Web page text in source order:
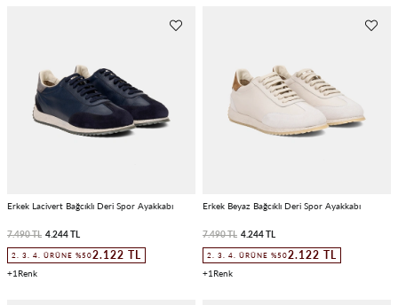
Erkek Lacivert Bağcıklı Deri Spor Ayakkabı
4.244 TL
7.490 TL
2. 3. 4. ÜRÜNE %502.122 TL
1
Erkek Beyaz Bağcıklı Deri Spor Ayakkabı
4.244 TL
7.490 TL
2. 3. 4. ÜRÜNE %502.122 TL
1